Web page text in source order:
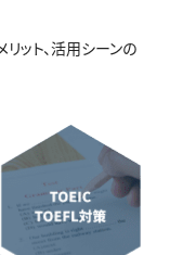
ット、活用シーンの